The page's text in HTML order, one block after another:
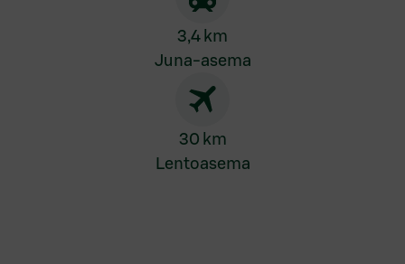
3,4 km
Juna-asema
30 km
Lentoasema